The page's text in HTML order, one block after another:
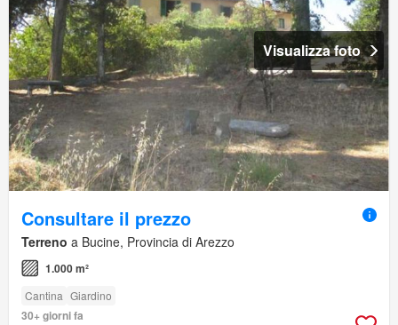
Visualizza foto
Consultare il prezzo
Terreno a Bucine, Provincia di Arezzo
1.000 m²
Cantina Giardino
30+ giorni fa